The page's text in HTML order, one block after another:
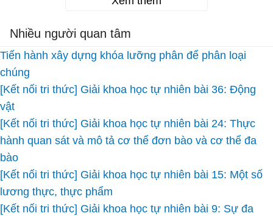
Nhiều người quan tâm
Tiến hành xây dựng khóa lưỡng phân để phân loại
chúng
[Kết nối tri thức] Giải khoa học tự nhiên bài 36: Động
vật
[Kết nối tri thức] Giải khoa học tự nhiên bài 24: Thực
hành quan sát và mô tả cơ thể đơn bào và cơ thể đa
bào
[Kết nối tri thức] Giải khoa học tự nhiên bài 15: Một số
lương thực, thực phẩm
[Kết nối tri thức] Giải khoa học tự nhiên bài 9: Sự đa